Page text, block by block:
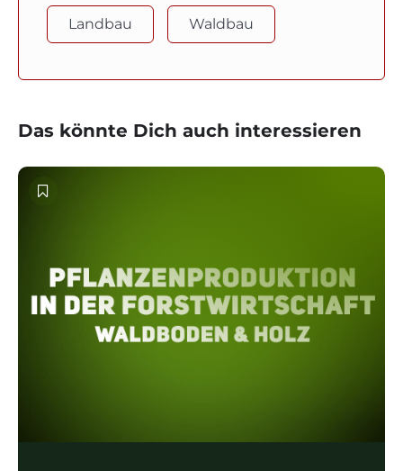
Landbau Waldbau
Das könnte Dich auch interessieren